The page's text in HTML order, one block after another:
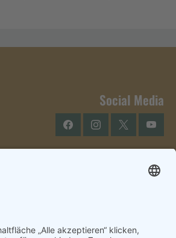
Social Media
FacebookInstagramTwitter